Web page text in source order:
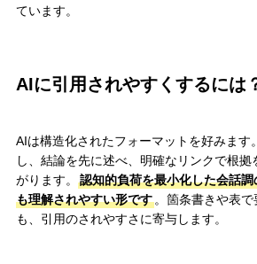
ています。
AIに引用されやすくするには
AIは構造化されたフォーマットを好みます
し、結論を先に述べ、明確なリンクで根
がります。
認知的負荷を最小化した会話
も理解されやすい形です。箇条書きや表で
も、引用のされやすさに寄与します。